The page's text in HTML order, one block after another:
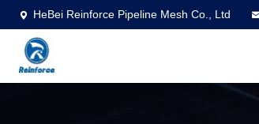
HeBei Reinforce Pipeline Mesh Co., Ltd